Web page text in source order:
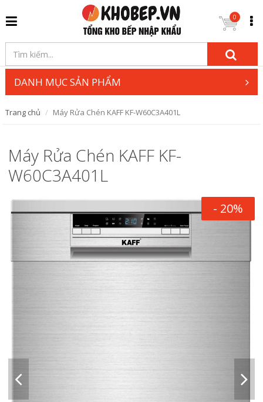
0
DANH MỤC SẢN PHẨM
Trang chủ Máy Rửa Chén KAFF KF-W60C3A401L
Máy Rửa Chén KAFF KF-
W60C3A401L
- 20%